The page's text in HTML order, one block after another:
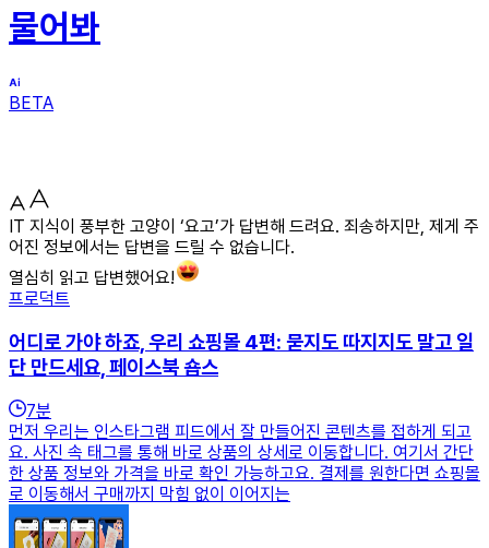
물어봐
BETA
IT 지식이 풍부한 고양이 ‘요고’가 답변해 드려요. 죄송하지만, 제게 주
어진 정보에서는 답변을 드릴 수 없습니다.
열심히 읽고 답변했어요!
프로덕트
어디로 가야 하죠, 우리 쇼핑몰 4편: 묻지도 따지지도 말고 일
단 만드세요, 페이스북 숍스
7분
먼저 우리는 인스타그램 피드에서 잘 만들어진 콘텐츠를 접하게 되고
요. 사진 속 태그를 통해 바로 상품의 상세로 이동합니다. 여기서 간단
한 상품 정보와 가격을 바로 확인 가능하고요. 결제를 원한다면 쇼핑몰
로 이동해서 구매까지 막힘 없이 이어지는